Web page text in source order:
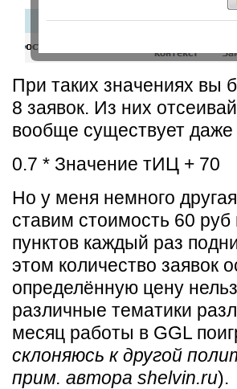
При таких значениях вы
8 заявок. Из них
вообще существует
0.7 * Значение тИЦ + 70
Но у меня немного
ставим стоимость 60
пунктов каждый раз
этом количество заявок
определённую цену
различные тематики
месяц работы в GGL
склоняюсь к другой
прим. автора shelvin.ru).